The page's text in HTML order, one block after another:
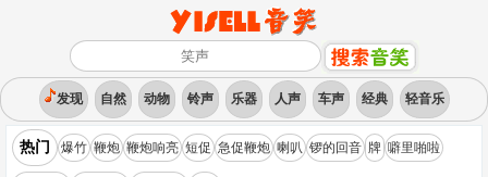
发现 自然 动物 铃声 乐器 人声 车声 经典 轻音乐
热门 爆竹 鞭炮 鞭炮响亮 短促 急促鞭炮 喇叭 锣的回音 牌 噼里啪啦